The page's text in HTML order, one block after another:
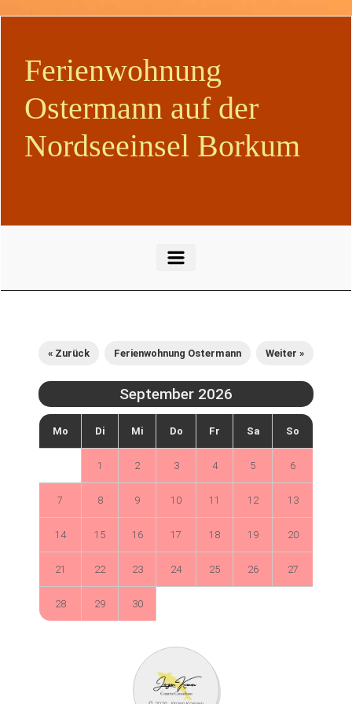
Ferienwohnung
Ostermann auf der
Nordseeinsel Borkum
« Zurück Ferienwohnung Ostermann Weiter »
September 2026
Mo Di Mi Do Fr Sa So
1 2 3 4 5 6
7 8 9 10 11 12 13
14 15 16 17 18 19 20
21 22 23 24 25 26 27
28 29 30